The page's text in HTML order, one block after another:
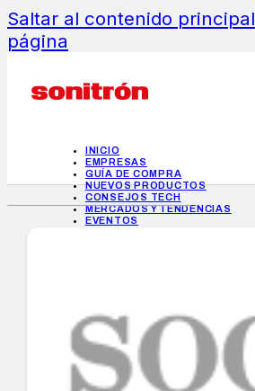
Saltar al contenido principal
página
INICIO
EMPRESAS
GUÍA DE COMPRA
NUEVOS PRODUCTOS
CONSEJOS TECH
MERCADOS Y TENDENCIAS
EVENTOS
INICIO
EMPRESAS